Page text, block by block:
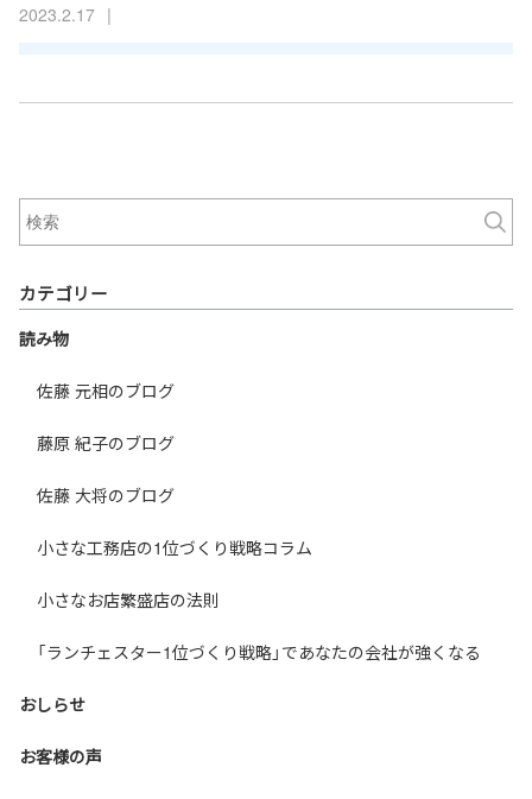
2023.2.17 |
カテゴリー
読み物
佐藤 元相のブログ
藤原 紀子のブログ
佐藤 大将のブログ
小さな工務店の1位づくり戦略コラム
小さなお店繁盛店の法則
「ランチェスター1位づくり戦略」であなたの会社が強くなる
おしらせ
お客様の声